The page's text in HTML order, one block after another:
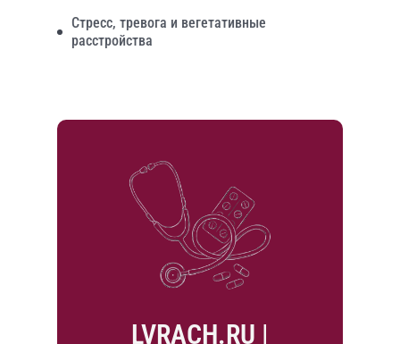
Стресс, тревога и вегетативные
расстройства
LVRACH.RU |